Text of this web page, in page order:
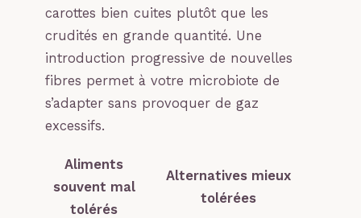
carottes bien cuites plutôt que les
crudités en grande quantité. Une
introduction progressive de nouvelles
fibres permet à votre microbiote de
s’adapter sans provoquer de gaz
excessifs.
Aliments
souvent mal
tolérés
Alternatives mieux
tolérées